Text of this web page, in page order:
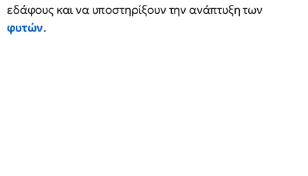
εδάφους και να υποστηρίξουν την ανάπτυξη των
φυτών.